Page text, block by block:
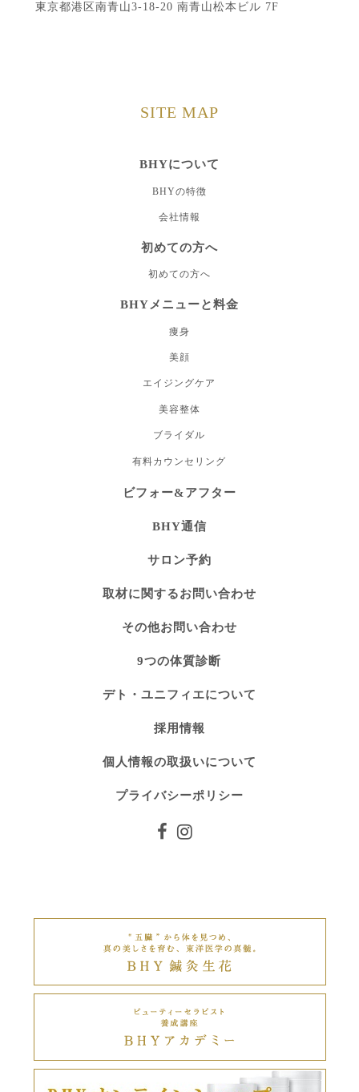
東京都港区南青山3-18-20 南青山松本ビル 7F
SITE MAP
BHYについて
BHYの特徴
会社情報
初めての方へ
初めての方へ
BHYメニューと料金
痩身
美顔
エイジングケア
美容整体
ブライダル
有料カウンセリング
ビフォー&アフター
BHY通信
サロン予約
取材に関するお問い合わせ
その他お問い合わせ
9つの体質診断
デト・ユニフィエについて
採用情報
個人情報の取扱いについて
プライバシーポリシー